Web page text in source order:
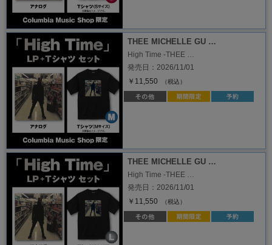
THEE MICHELLE GU …
High Time -THEE …
発売日：2026/11/01
￥11,550
（税込）
THEE MICHELLE GU …
High Time -THEE …
発売日：2026/11/01
￥11,550
（税込）